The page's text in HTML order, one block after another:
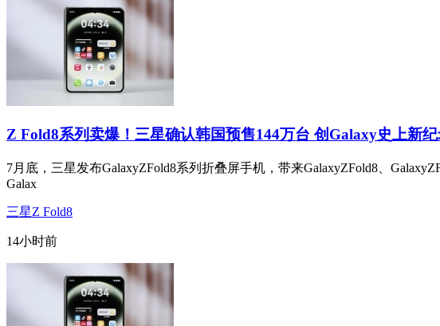
Z Fold8系列卖爆！三星确认韩国预售144万台 创Galaxy史上新
7月底，三星发布GalaxyZFold8系列折叠屏手机，带来GalaxyZFold8、
Galax
三星Z Fold8
14小时前